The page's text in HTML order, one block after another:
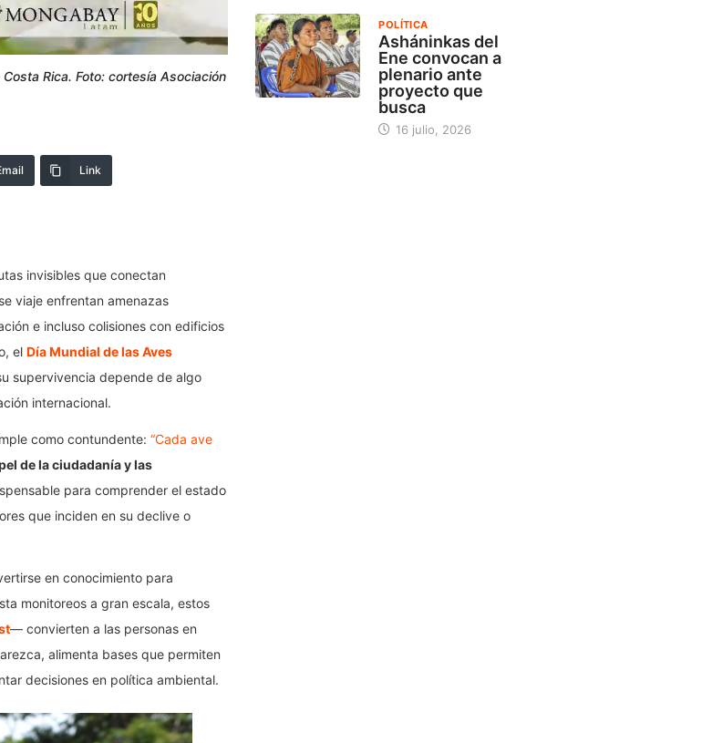
Rica. Foto: cortesía Asociación
Link
invisibles que conectan
viaje enfrentan amenazas
e incluso colisiones con edificios
el Día Mundial de las Aves
supervivencia depende de algo
internacional.
como contundente: “Cada ave
de la ciudadanía y las
para comprender el estado
que inciden en su declive o
en conocimiento para
monitoreos a gran escala, estos
— convierten a las personas en
alimenta bases que permiten
decisiones en política ambiental.
POLÍTICA
Asháninkas del
Ene convocan a
plenario ante
proyecto que
busca
16 julio, 2026